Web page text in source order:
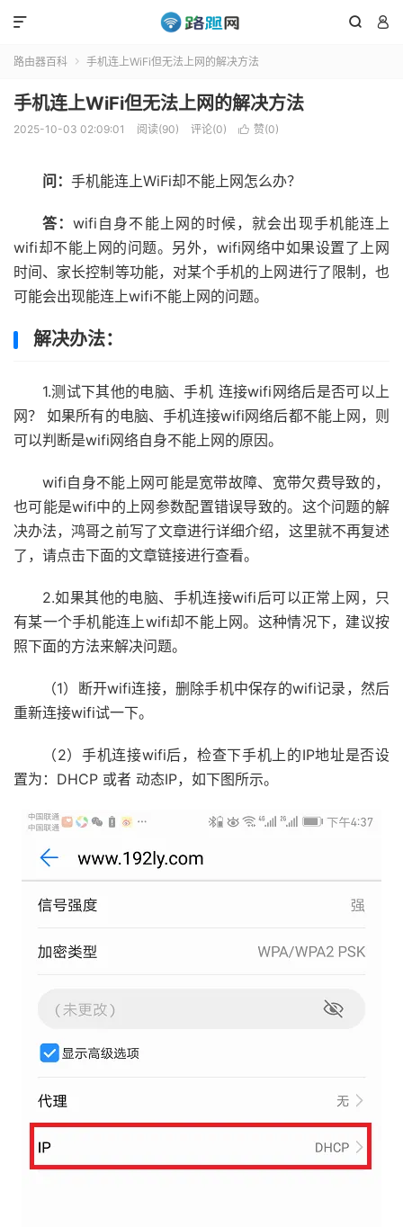
 

路由器百科  手机连上WiFi但无法上网的解决方法
手机连上WiFi但无法上网的解决方法
2025-10-03 02:09:01 阅读(90) 评论(0)  赞(0)
问： 手机能连上WiFi却不能上网怎么办？
答：wifi自身不能上网的时候，就会出现手机能连上
wifi却不能上网的问题。另外，wifi网络中如果设置了上网
时间、家长控制等功能，对某个手机的上网进行了限制，也
可能会出现能连上wifi不能上网的问题。
解决办法：
1.测试下其他的电脑、手机 连接wifi网络后是否可以上
网？ 如果所有的电脑、手机连接wifi网络后都不能上网，则
可以判断是wifi网络自身不能上网的原因。
wifi自身不能上网可能是宽带故障、宽带欠费导致的，
也可能是wifi中的上网参数配置错误导致的。这个问题的解
决办法，鸿哥之前写了文章进行详细介绍，这里就不再复述
了，请点击下面的文章链接进行查看。
2.如果其他的电脑、手机连接wifi后可以正常上网，只
有某一个手机能连上wifi却不能上网。这种情况下，建议按
照下面的方法来解决问题。
（1）断开wifi连接，删除手机中保存的wifi记录，然后
重新连接wifi试一下。
（2）手机连接wifi后，检查下手机上的IP地址是否设
置为：DHCP 或者 动态IP，如下图所示。